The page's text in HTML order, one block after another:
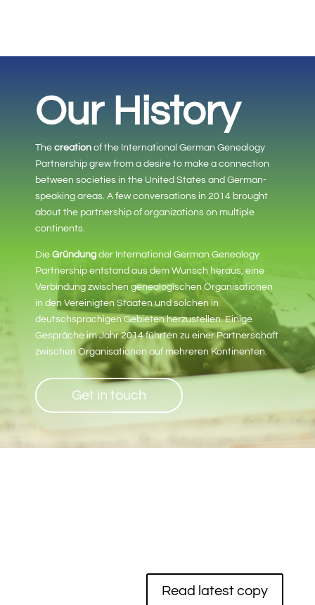
Our History
The creation of the International German Genealogy
Partnership grew from a desire to make a connection
between societies in the United States and German-
speaking areas. A few conversations in 2014 brought
about the partnership of organizations on multiple
continents.
Die Gründung der International German Genealogy
Partnership entstand aus dem Wunsch heraus, eine
Verbindung zwischen genealogischen Organisationen
in den Vereinigten Staaten und solchen in
deutschsprachigen Gebieten herzustellen. Einige
Gespräche im Jahr 2014 führten zu einer Partnerschaft
zwischen Organisationen auf mehreren Kontinenten.
Get in touch
Read latest copy